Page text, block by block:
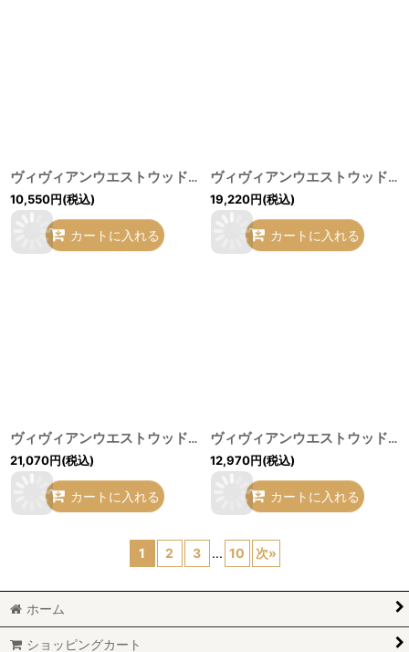
ヴィヴィアンウエストウッド 中古 / ストライプ半袖ブラウス 40 青Ｘ白 I-26-05-20-016-bl-HD-ZI
10,550円(税込)
カートに入れる
ヴィヴィアンウエストウッド 中古 / カモフラージュシャツ 36（S相当） カーキ H-26-05-17-011-bl-OD-ZH
19,220円(税込)
カートに入れる
ヴィヴィアンウエストウッド MAN 中古 / タータンチェックロングシャツ FREE 灰×黒 H-26-05-17-015-bl-OD-ZH
21,070円(税込)
カートに入れる
ヴィヴィアンウエストウッド MAN 中古 / パームツリーガラシャツ 46 ブルー/グリーン Y-26-05-03-044-bl-SZ-ZY
12,970円(税込)
カートに入れる
1 2 3 ... 10 次»
ホーム
ショッピングカート